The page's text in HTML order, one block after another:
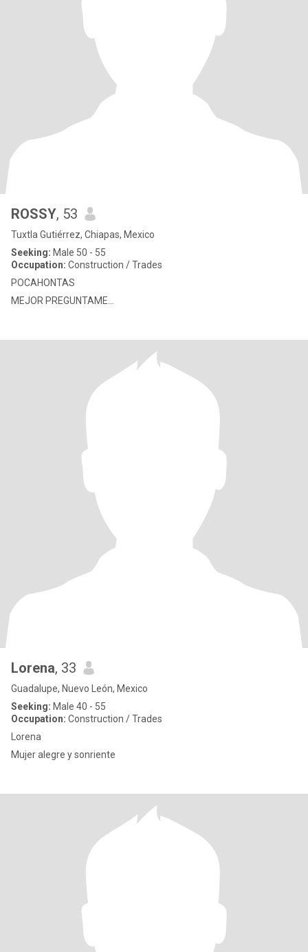
ROSSY, 53
Tuxtla Gutiérrez, Chiapas, Mexico
Seeking: Male 50 - 55
Occupation: Construction / Trades
POCAHONTAS
MEJOR PREGUNTAME...
Lorena, 33
Guadalupe, Nuevo León, Mexico
Seeking: Male 40 - 55
Occupation: Construction / Trades
Lorena
Mujer alegre y sonriente